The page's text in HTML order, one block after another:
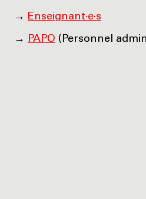
→ Enseignant·e·s
→ PAPO (Personnel